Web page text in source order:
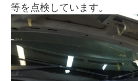
等を点検しています。